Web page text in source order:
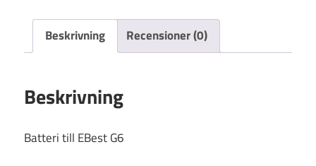
Beskrivning Recensioner (0)
Beskrivning
Batteri till EBest G6